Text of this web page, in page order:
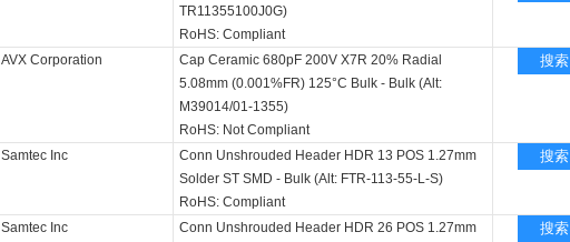
TR11355100J0G)
RoHS: Compliant
AVX Corporation
Cap Ceramic 680pF 200V X7R 20% Radial
5.08mm (0.001%FR) 125°C Bulk - Bulk (Alt:
M39014/01-1355)
RoHS: Not Compliant
搜索
Samtec Inc
Conn Unshrouded Header HDR 13 POS 1.27mm
Solder ST SMD - Bulk (Alt: FTR-113-55-L-S)
RoHS: Compliant
搜索
Samtec Inc Conn Unshrouded Header HDR 26 POS 1.27mm 搜索